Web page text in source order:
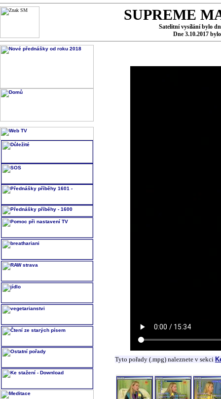
SUPREME
Satelitní vysílání bylo
Dne 3.10.2017
Tyto pořady (.mpg) naleznete v sekci